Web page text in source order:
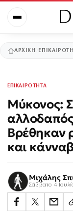
ΑΡΧΙΚΉ
ΕΠΙΚΑΙΡΟΤΗΤΑ
Μύκονος:
Βρέθηκαν
και
Μιχάλης
Σάββατο 4